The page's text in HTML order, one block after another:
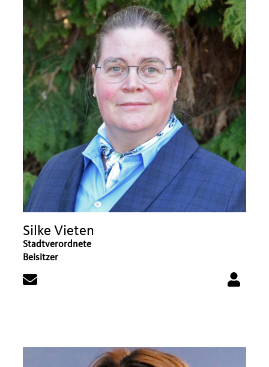
Silke Vieten
Stadtverordnete
Beisitzer